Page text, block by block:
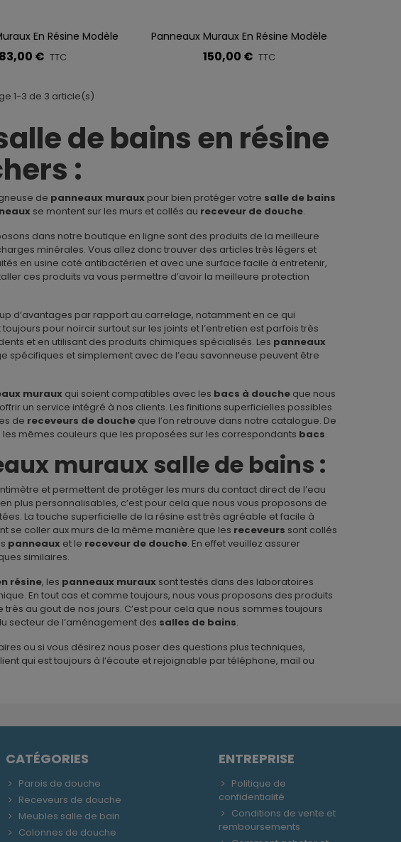
De Souhaits
En Résine Modèle
VALENCIA
€ TTC
Ajouter À La Liste De Souhaits
Panneaux Muraux En Résine Modèle
STONE PLUS, HIDDEN Et CACH
150,00 € TTC
1-3 de 3 article(s)
de bains en résine
:
de panneaux muraux pour bien protéger votre salle de bains
se montent sur les murs et collés au receveur de douche.
dans notre boutique en ligne sont des produits de la meilleure
minérales. Vous allez donc trouver des articles très légers et
en usine coté antibactérien et avec une surface facile à entretenir,
ces produits va vous permettre d’avoir la meilleure protection
d’avantages par rapport au carrelage, notamment en ce qui
pour noircir surtout sur les joints et l’entretien est parfois très
et en utilisant des produits chimiques spécialisés. Les panneaux
spécifiques et simplement avec de l’eau savonneuse peuvent être
muraux qui soient compatibles avec les bacs à douche que nous
un service intégré à nos clients. Les finitions superficielles possibles
de receveurs de douche que l’on retrouve dans notre catalogue. De
mêmes couleurs que les proposées sur les correspondants bacs.
muraux salle de bains :
et permettent de protéger les murs du contact direct de l’eau
plus personnalisables, c’est pour cela que nous vous proposons de
La touche superficielle de la résine est très agréable et facile à
se coller aux murs de la même manière que les receveurs sont collés
panneaux et le receveur de douche. En effet veuillez assurer
similaires.
résine, les panneaux muraux sont testés dans des laboratoires
En tout cas et comme toujours, nous vous proposons des produits
au gout de nos jours. C’est pour cela que nous sommes toujours
secteur de l’aménagement des salles de bains.
ou si vous désirez nous poser des questions plus techniques,
qui est toujours à l’écoute et rejoignable par téléphone, mail ou
CATÉGORIES
Parois de douche
Receveurs de douche
Meubles salle de bain
Colonnes de douche
ENTREPRISE
Politique de
confidentialité
Conditions de vente et
remboursements